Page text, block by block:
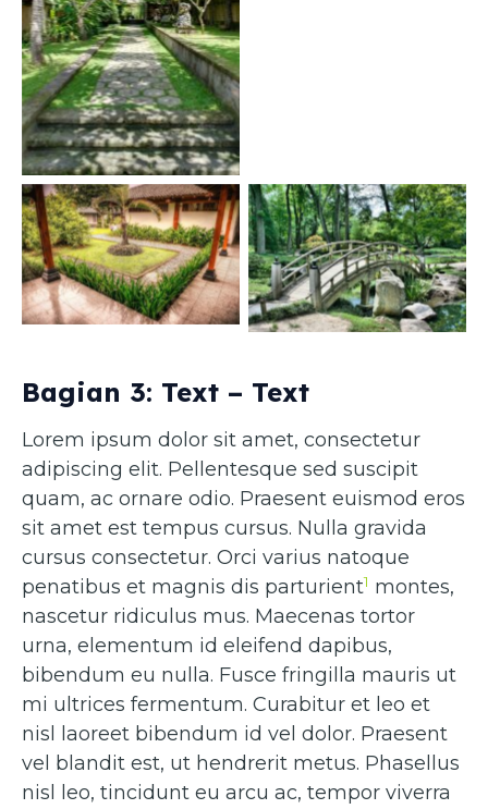
Caption 1
Caption 3 Caption 4
Bagian 3: Text – Text
Lorem ipsum dolor sit amet, consectetur
adipiscing elit. Pellentesque sed suscipit
quam, ac ornare odio. Praesent euismod eros
sit amet est tempus cursus. Nulla gravida
cursus consectetur. Orci varius natoque
penatibus et magnis dis parturient1 montes,
nascetur ridiculus mus. Maecenas tortor
urna, elementum id eleifend dapibus,
bibendum eu nulla. Fusce fringilla mauris ut
mi ultrices fermentum. Curabitur et leo et
nisl laoreet bibendum id vel dolor. Praesent
vel blandit est, ut hendrerit metus. Phasellus
nisl leo, tincidunt eu arcu ac, tempor viverra